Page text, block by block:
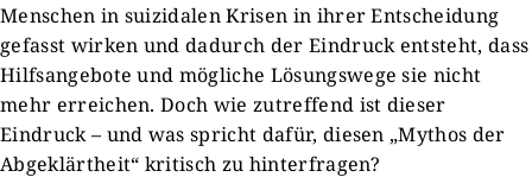
Menschen in suizidalen Krisen in ihrer Entscheidung
gefasst wirken und dadurch der Eindruck entsteht, dass
Hilfsangebote und mögliche Lösungswege sie nicht
mehr erreichen. Doch wie zutreffend ist dieser
Eindruck – und was spricht dafür, diesen „Mythos der
Abgeklärtheit“ kritisch zu hinterfragen?